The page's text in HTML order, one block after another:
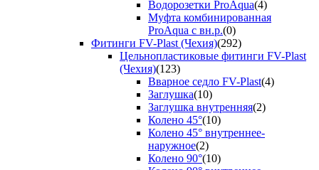
Водорозетки ProAqua(4)
Муфта комбинированная
ProAqua с вн.р.(0)
Фитинги FV-Plast (Чехия)(292)
Цельнопластиковые фитинги FV-Plast
(Чехия)(123)
Вварное седло FV-Plast(4)
Заглушка(10)
Заглушка внутренняя(2)
Колено 45°(10)
Колено 45° внутреннее-
наружное(2)
Колено 90°(10)